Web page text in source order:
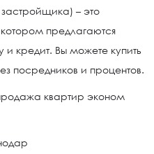
– это
предлагаются
и кредит. Вы можете купить
посредников и процентов.
квартир эконом